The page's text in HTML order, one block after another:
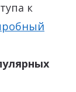
к